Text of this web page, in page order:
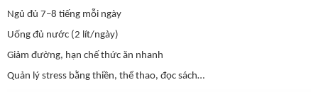
Ngủ đủ 7–8 tiếng mỗi ngày
Uống đủ nước (2 lít/ngày)
Giảm đường, hạn chế thức ăn nhanh
Quản lý stress bằng thiền, thể thao, đọc sách…